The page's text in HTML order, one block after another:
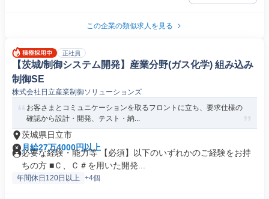
この企業の類似求人を見る
正社員
【茨城/制御システム開発】産業分野(ガス化学) 組み込み
制御SE
株式会社日立産業制御ソリューションズ
お客さまとコミュニケーションを取るフロントに立ち、要求仕様の
確認から設計・開発、テスト・納...
茨城県日立市
月給27万4000円以上
必要な経験・能力等 【必須】以下のいずれかのご経験をお持
ちの方 ■Ｃ、Ｃ＃を用いた開発...
年間休日120日以上 +4個